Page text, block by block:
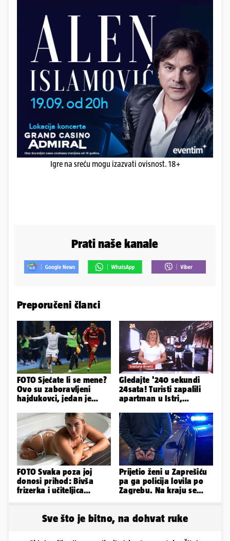
Igre na sreću mogu izazvati ovisnost. 18+
Prati naše kanale
Preporučeni članci
FOTO Sjećate li se mene?
Ovo su zaboravljeni
hajdukovci, jedan je
Gledajte '240 sekundi
24sata! Turisti zapalili
apartman u Istri,
završena'
FOTO Svaka poza joj
donosi prihod: Bivša
frizerka i učiteljica
Prijetio ženi u Zaprešiću
pa ga policija lovila po
Zagrebu. Na kraju se
Sve što je bitno, na dohvat ruke